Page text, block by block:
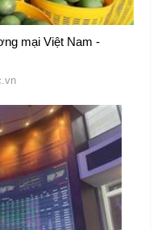
mại Việt Nam -